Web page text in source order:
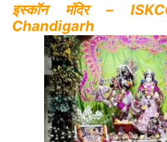
इस्कॉन मंदिर –
Chandigarh